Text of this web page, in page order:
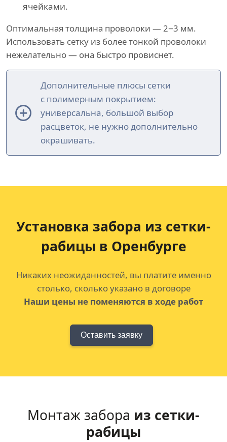
ячейками.
Оптимальная толщина проволоки — 2−3 мм.
Использовать сетку из более тонкой проволоки
нежелательно — она быстро провиснет.
Дополнительные плюсы сетки
с полимерным покрытием:
универсальна, большой выбор
расцветок, не нужно дополнительно
окрашивать.
Установка забора из сетки-
рабицы в Оренбурге
Никаких неожиданностей, вы платите именно
столько, сколько указано в договоре
Наши цены не поменяются в ходе работ
Оставить заявку
Монтаж забора из сетки-
рабицы